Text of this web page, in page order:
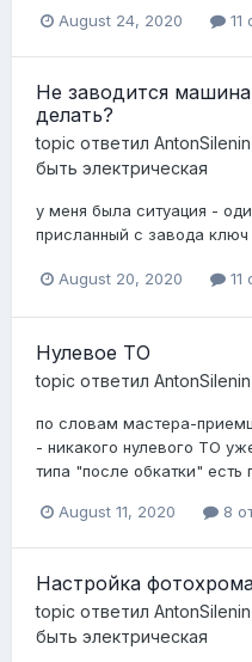
August 24, 2020 11
Не заводится
делать?
topic ответил AntonSilenin
быть электрическая
у меня была ситуация -
присланный с завода
August 20, 2020 11
Нулевое ТО
topic ответил AntonSilenin
по словам мастера-
- никакого нулевого ТО
типа "после обкатки" есть
August 11, 2020 8
Настройка
topic ответил AntonSilenin
быть электрическая